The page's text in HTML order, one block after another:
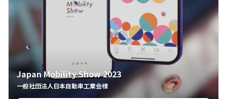
Japan Mobility Show 2023
一般社団法人日本自動車工業会様